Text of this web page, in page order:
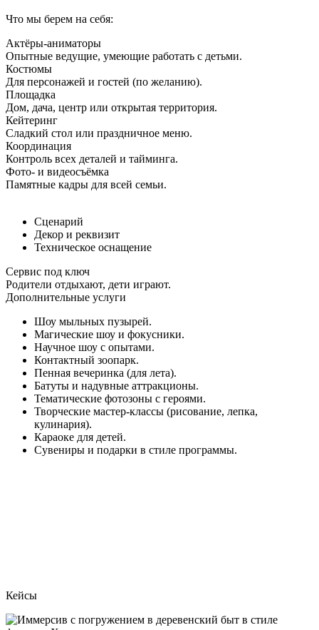
Что мы берем на себя:
Актёры-аниматоры
Опытные ведущие, умеющие работать с детьми.
Костюмы
Для персонажей и гостей (по желанию).
Площадка
Дом, дача, центр или открытая территория.
Кейтеринг
Сладкий стол или праздничное меню.
Координация
Контроль всех деталей и тайминга.
Фото- и видеосъёмка
Памятные кадры для всей семьи.
Сценарий
Декор и реквизит
Техническое оснащение
Сервис под ключ
Родители отдыхают, дети играют.
Дополнительные услуги
Шоу мыльных пузырей.
Магические шоу и фокусники.
Научное шоу с опытами.
Контактный зоопарк.
Пенная вечеринка (для лета).
Батуты и надувные аттракционы.
Тематические фотозоны с героями.
Творческие мастер-классы (рисование, лепка,
кулинария).
Караоке для детей.
Сувениры и подарки в стиле программы.
Кейсы